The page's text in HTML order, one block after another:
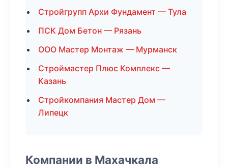
Стройгрупп Архи Фундамент — Тула
ПСК Дом Бетон — Рязань
ООО Мастер Монтаж — Мурманск
Строймастер Плюс Комплекс —
Казань
Стройкомпания Мастер Дом —
Липецк
Компании в Махачкала